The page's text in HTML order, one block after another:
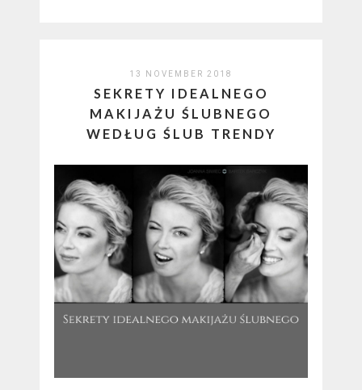
13 NOVEMBER 2018
SEKRETY IDEALNEGO
MAKIJAŻU ŚLUBNEGO
WEDŁUG ŚLUB TRENDY